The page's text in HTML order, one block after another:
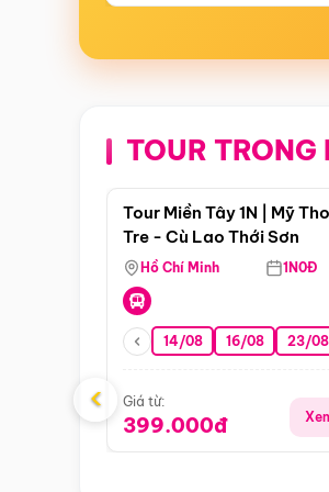
TOUR TRONG
Tour Miền Tây 1N | Mỹ
Tre - Cù Lao Thới Sơn
Hồ Chí Minh 1N0Đ
14/08 16/08 23/08
Giá từ:
399.000đ
‹